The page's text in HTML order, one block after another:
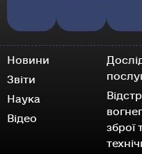
Новини
Звіти
Наука
Відео
зброї